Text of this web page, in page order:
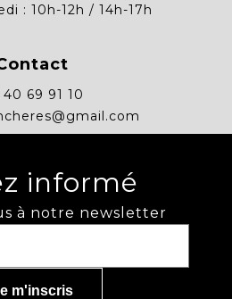
: 10h-12h / 14h-17h
40 69 91 10
informé
à notre newsletter